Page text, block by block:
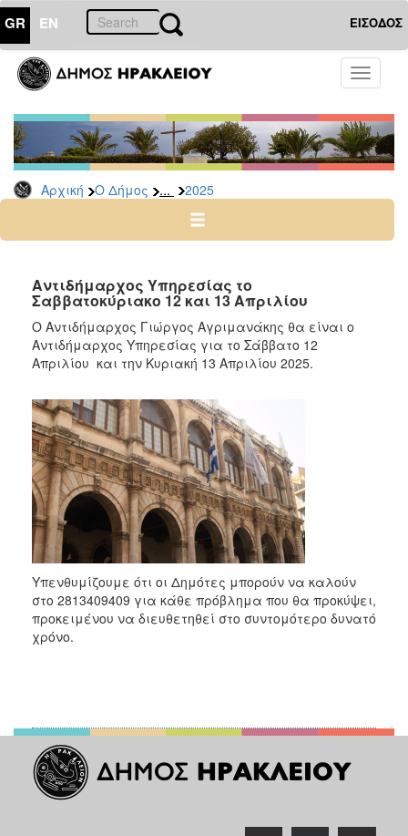
GR EN ΕΙΣΟΔΟΣ
Toggle
Αρχική Ο Δήμος ... 2025
ΔΗΜΟΣ
Δελτία
Τύπου
Αρχείο
2026
2024
2022
2021
2020
2018
2017
2016
2015
2012
2011
2010
2006
ΤΟΠΟΣ
ΠΟΛΙΤΙΣΜΟΣ
Αντιδήμαρχος Υπηρεσίας το
Σαββατοκύριακο 12 και 13 Απριλίου
Ο Αντιδήμαρχος Γιώργος Αγριμανάκης θα είναι ο
Αντιδήμαρχος Υπηρεσίας για το Σάββατο 12
Απριλίου και την Κυριακή 13 Απριλίου 2025.
Υπενθυμίζουμε ότι οι Δημότες μπορούν να καλούν
στο 2813409409 για κάθε πρόβλημα που θα προκύψει,
προκειμένου να διευθετηθεί στο συντομότερο δυνατό
χρόνο.